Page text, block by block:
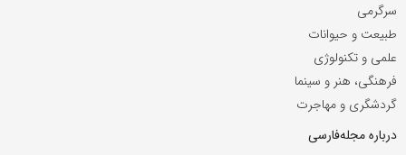
سرگرمی
طبیعت و حیوانات
علمی و تکنولوژی
فرهنگی، هنر و سینما
گردشگری و مهاجرت
درباره مجله‌فارسی